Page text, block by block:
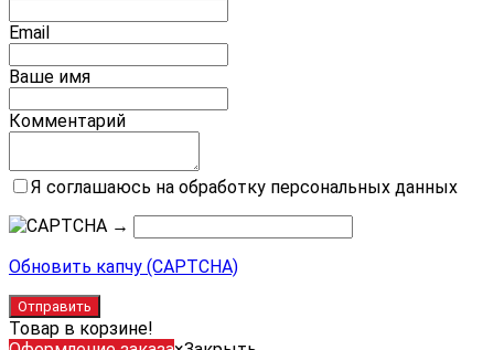
Email
Ваше имя
Комментарий
Я соглашаюсь на обработку персональных данных
→
Обновить капчу (CAPTCHA)
Товар в корзине!